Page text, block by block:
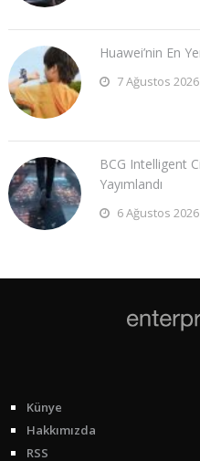
Huawei’nin En
7 Ağustos 2026
BCG Intelligent
Yayımlandı
6 Ağustos 2026
Künye
Hakkımızda
RSS